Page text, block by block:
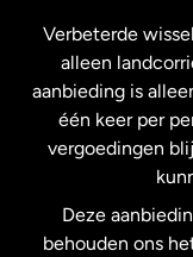
Maleisië
Nieuw-
Verbeterde
alleen
aanbieding is
één keer per
vergoedingen
Deze
behouden ons